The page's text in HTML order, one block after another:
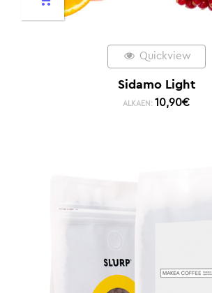
Quickview
Sidamo Light
ALKAEN: 10,90€